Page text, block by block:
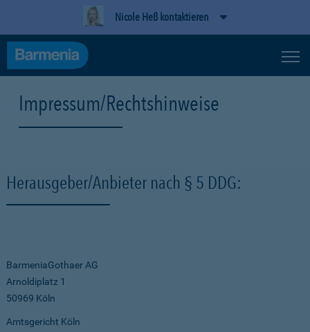
Nicole Heß kontaktieren
Impressum/Rechtshinweise
Herausgeber/Anbieter nach § 5 DDG:
BarmeniaGothaer AG
Arnoldiplatz 1
50969 Köln
Amtsgericht Köln